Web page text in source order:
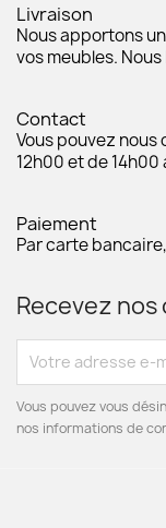
Livraison
Nous apportons
vos meubles.
Contact
Vous pouvez
12h00 et de 14h00
Paiement
Par carte
Recevez
Vous pouvez vous
nos informations de